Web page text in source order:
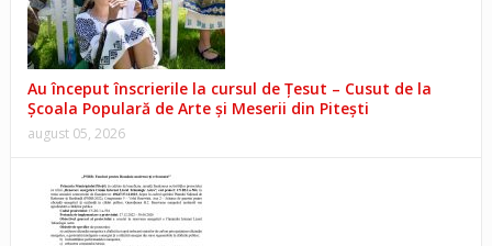
Au început înscrierile la cursul de Țesut – Cusut de la
Școala Populară de Arte și Meserii din Pitești
august 05, 2026